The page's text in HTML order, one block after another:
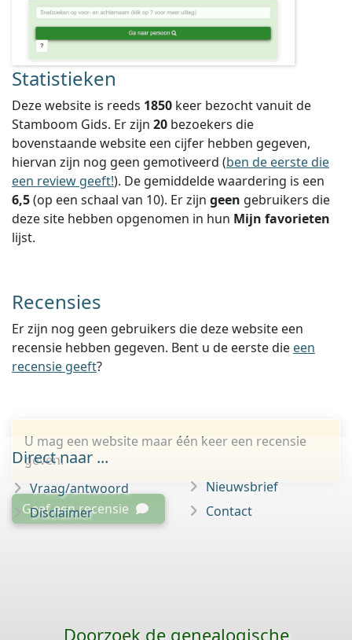
Statistieken
Deze website is reeds 1850 keer bezocht vanuit de
Stamboom Gids. Er zijn 20 bezoekers die
bovenstaande website een cijfer hebben gegeven,
hiervan zijn nog geen gemotiveerd (ben de eerste die
een review geeft!). De gemiddelde waardering is een
6,5(op een schaal van 10). Er zijn geen gebruikers die
deze site hebben opgenomen in hun Mijn favorieten
lijst.
Recensies
Er zijn nog geen gebruikers die deze website een
recensie hebben gegeven. Bent u de eerste die een
recensie geeft?
U mag een website maar één keer een recensie
geven.
Geef een recensie
Direct naar ...
Vraag/antwoord
Disclaimer
Nieuwsbrief
Contact
Doorzoek de genealogische